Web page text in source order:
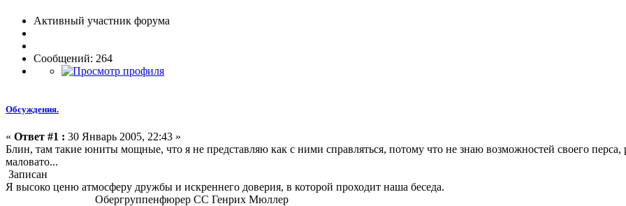
Активный участник форума
Сообщений: 264
Обсуждения.
« Ответ #1 : 30 Январь 2005, 22:43 »
Блин, там такие юниты мощные, что я не представляю как с ними справляться, потому что не знаю возможностей своего перса,
маловато...
Записан
Я высоко ценю атмосферу дружбы и искреннего доверия, в которой проходит наша беседа.
Обергруппенфюрер СС Генрих Мюллер